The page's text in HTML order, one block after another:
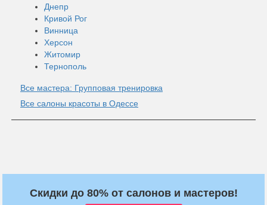
Днепр
Кривой Рог
Винница
Херсон
Житомир
Тернополь
Все мастера: Групповая тренировка
Все салоны красоты в Одессе
Скидки до 80% от салонов и мастеров!